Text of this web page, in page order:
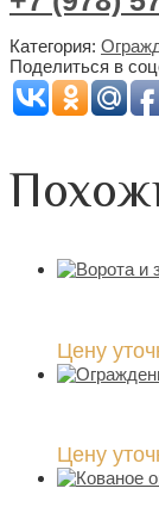
Категория:
Поделиться в
Цену
Цену